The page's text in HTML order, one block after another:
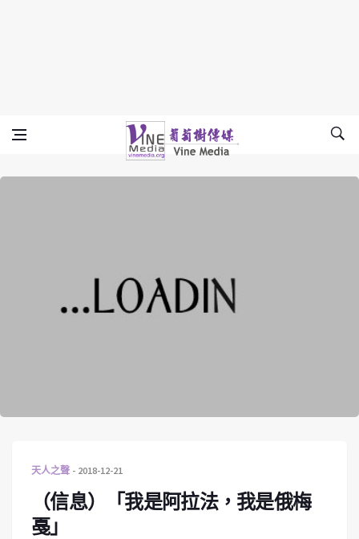
Vine Media
葡萄樹傳媒
天人之聲 2018-12-21
（信息）「我是阿拉法，我是俄梅
戞」